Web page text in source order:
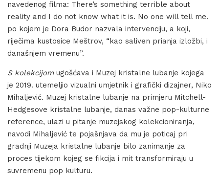
navedenog filma: There’s something terrible about
reality and I do not know what it is. No one will tell me.
po kojem je Dora Budor nazvala intervenciju, a koji,
riječima kustosice Meštrov, “kao saliven prianja izložbi, i
današnjem vremenu”.
S kolekcijomugošćava i Muzej kristalne lubanje kojega
je 2019. utemeljio vizualni umjetnik i grafički dizajner, Niko
Mihaljević. Muzej kristalne lubanje na primjeru Mitchell-
Hedgesove kristalne lubanje, danas važne pop-kulturne
reference, ulazi u pitanje muzejskog kolekcioniranja,
navodi Mihaljević te pojašnjava da mu je poticaj pri
gradnji Muzeja kristalne lubanje bilo zanimanje za
proces tijekom kojeg se fikcija i mit transformiraju u
suvremenu pop kulturu.